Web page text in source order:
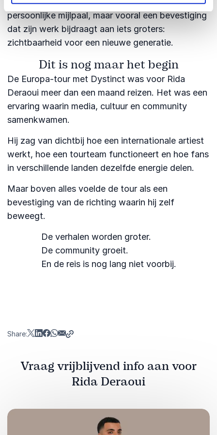
persoonlijke mijlpaal, maar vooral een bevestiging
dat zijn werk bijdraagt aan iets groters:
zichtbaarheid voor een nieuwe generatie.
Dit is nog maar het begin
De Europa-tour met Dystinct was voor Rida
Deraoui meer dan een maand reizen. Het was een
ervaring waarin media, cultuur en community
samenkwamen.
Hij zag van dichtbij hoe een internationale artiest
werkt, hoe een tourteam functioneert en hoe fans
in verschillende landen dezelfde energie delen.
Maar boven alles voelde de tour als een
bevestiging van de richting waarin hij zelf
beweegt.
De verhalen worden groter.
De community groeit.
En de reis is nog lang niet voorbij.
Share:
Vraag vrijblijvend info aan voor
Rida Deraoui